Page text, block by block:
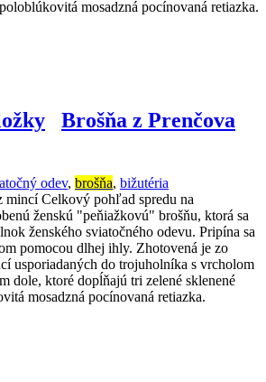
mosadzná pocínovaná retiazka.
Brošňa z Prenčova
odev, brošňa, bižutéria
mincí Celkový pohľad spredu na
ženskú "peňiažkovú" brošňu, ktorá sa
ženského sviatočného odevu. Pripína sa
pomocou dlhej ihly. Zhotovená je zo
usporiadaných do trojuholníka s vrcholom
dole, ktoré dopĺňajú tri zelené sklenené
mosadzná pocínovaná retiazka.